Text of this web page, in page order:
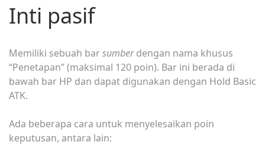
Inti pasif
Memiliki sebuah barsumberdengan nama khusus
“Penetapan” (maksimal 120 poin). Bar ini berada di
bawah bar HP dan dapat digunakan dengan Hold Basic
ATK.
Ada beberapa cara untuk menyelesaikan poin
keputusan, antara lain: